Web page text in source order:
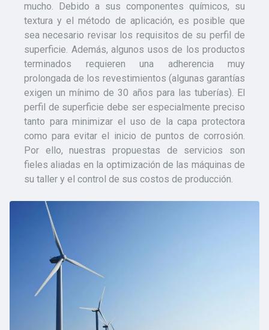
mucho. Debido a sus componentes químicos, su
textura y el método de aplicación, es posible que
sea necesario revisar los requisitos de su perfil de
superficie. Además, algunos usos de los productos
terminados requieren una adherencia muy
prolongada de los revestimientos (algunas garantías
exigen un mínimo de 30 años para las tuberías). El
perfil de superficie debe ser especialmente preciso
tanto para minimizar el uso de la capa protectora
como para evitar el inicio de puntos de corrosión.
Por ello, nuestras propuestas de servicios son
fieles aliadas en la optimización de las máquinas de
su taller y el control de sus costos de producción.